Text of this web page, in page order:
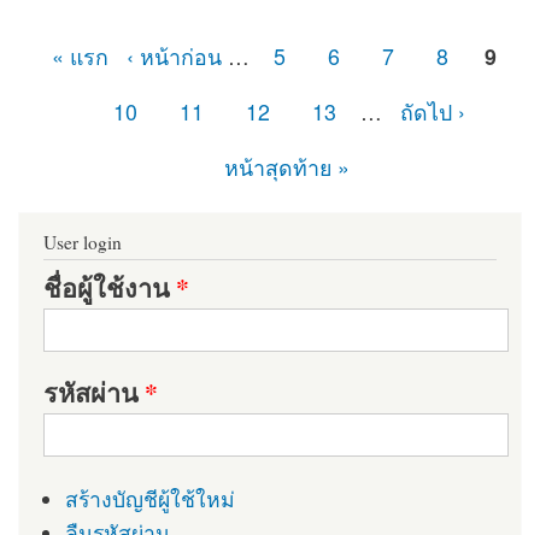
« แรก ‹ หน้าก่อน … 5 6 7 8
9
10
11 12 13 …
ถัดไป ›
หน้าสุดท้าย »
User login
ชื่อผู้ใช้งาน*
รหัสผ่าน*
สร้างบัญชีผู้ใช้ใหม่